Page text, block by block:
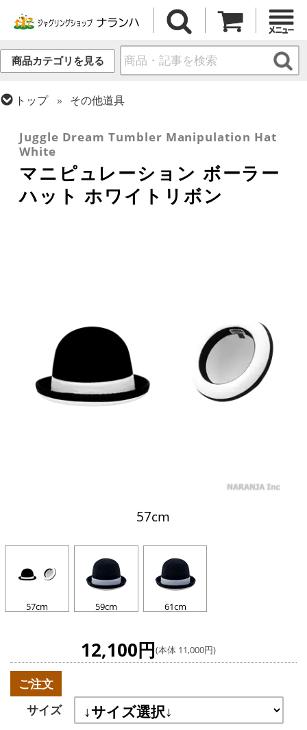
商品カテゴリを見る
トップ
その他道具
Juggle Dream Tumbler Manipulation Hat
White
マニピュレーション ボーラー
ハット ホワイトリボン
57cm
57cm 59cm 61cm
12,100円(本体 11,000円)
ご注文
サイズ